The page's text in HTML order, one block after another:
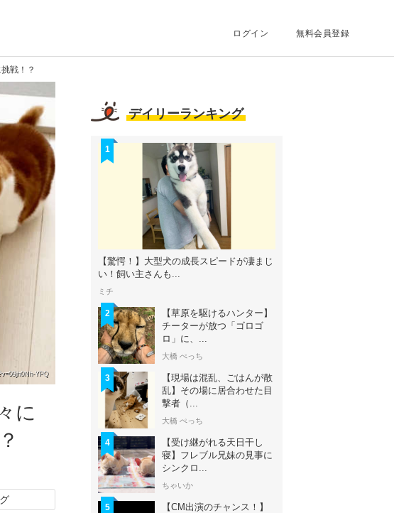
ログイン 無料会員登録
戦！？
YPQ
に
デイリーランキング
1
【驚愕！】大型犬の成長スピードが凄まじ
い！飼い主さんも...
ミチ
2
【草原を駆けるハンター】
チーターが放つ「ゴロゴ
ロ」に、...
大橋 ぺっち
3
【現場は混乱、ごはんが散
乱】その場に居合わせた目
撃者（...
大橋 ぺっち
4
【受け継がれる天日干し
寝】フレブル兄妹の見事に
シンクロ...
ちゃいか
5
【CM出演のチャンス！】